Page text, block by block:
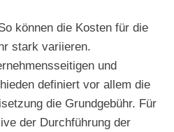
können die Kosten für die
stark variieren.
und
definiert vor allem die
die Grundgebühr. Für
der Durchführung der